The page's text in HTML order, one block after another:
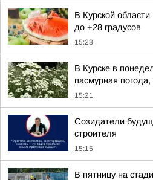
В Курской
до +28 градусов
15:28
В Курске в
пасмурная
15:21
Созидатели
строителя
15:15
В пятницу на